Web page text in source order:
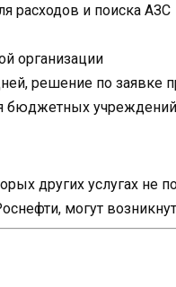
расходов и поиска АЗС
организации
решение по заявке
учреждений
других услугах не
могут